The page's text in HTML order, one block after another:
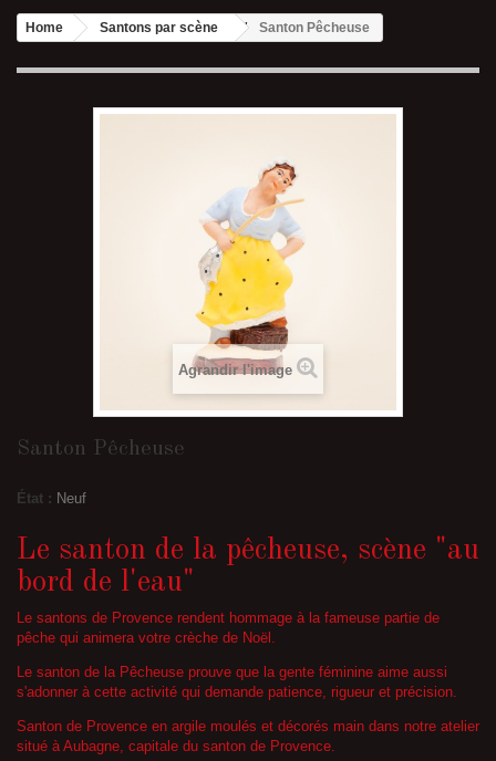
Home Santons par scène Santon Pêcheuse
Agrandir l'image
Santon Pêcheuse
État : Neuf
Le santon de la pêcheuse, scène "au
bord de l'eau"
Le santons de Provence rendent hommage à la fameuse partie de
pêche qui animera votre crèche de Noël.
Le santon de la Pêcheuse prouve que la gente féminine aime aussi
s'adonner à cette activité qui demande patience, rigueur et précision.
Santon de Provence en argile moulés et décorés main dans notre atelier
situé à Aubagne, capitale du santon de Provence.